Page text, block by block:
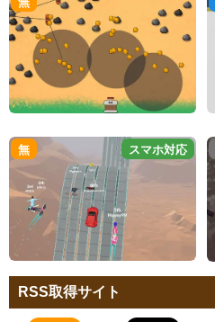
無 スマホ対応
RSS取得サイト